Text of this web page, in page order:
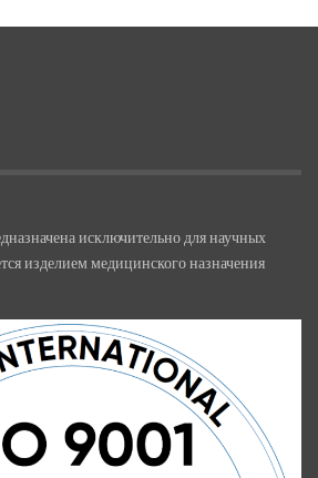
исключительно для научных
изделием медицинского назначения